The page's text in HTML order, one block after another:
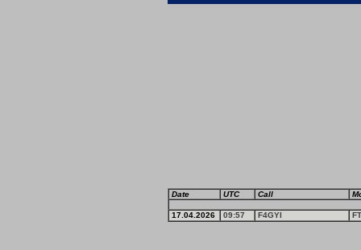
Date UTC Call
17.04.2026 09:57 F4GYI